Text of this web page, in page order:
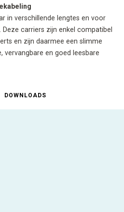
in verschillende lengtes en voor
carriers zijn enkel compatibel
en zijn daarmee een slimme
vervangbare en goed leesbare
DOWNLOADS